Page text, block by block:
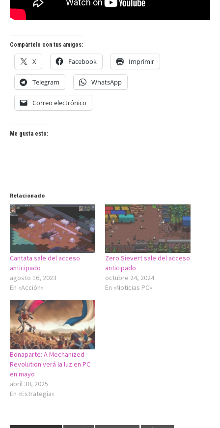
Compártelo con tus amigos:
X Facebook Imprimir
Telegram WhatsApp
Correo electrónico
Me gusta esto:
Relacionado
Cantata sale del acceso
anticipado
agosto 16, 2023
En «Acción»
Zero Sievert sale del acceso
anticipado
octubre 24, 2024
En «Noticias PC»
Bonaparte: A Mechanized
Revolution verá la luz en PC
en mayo
abril 30, 2025
En «Estrategia»